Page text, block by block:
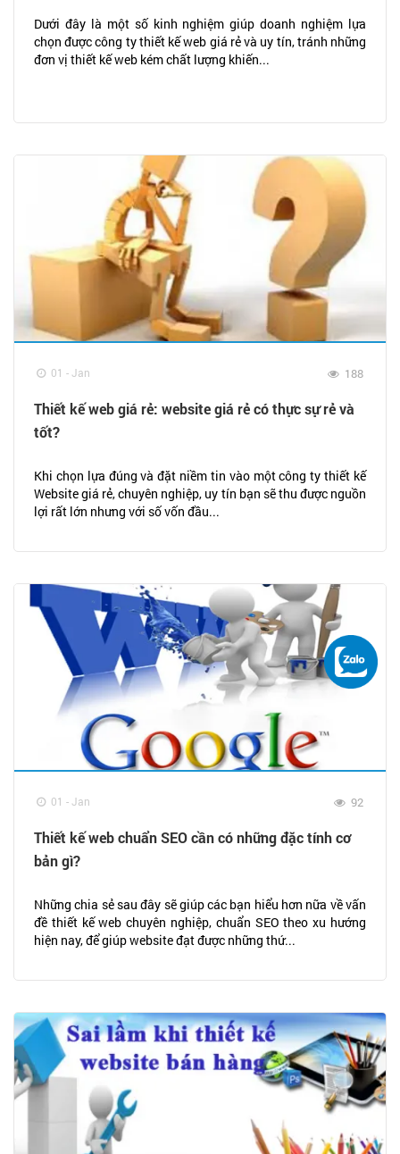
Dưới đây là một số kinh nghiệm giúp doanh nghiệm lựa
chọn được công ty thiết kế web giá rẻ và uy tín, tránh những
đơn vị thiết kế web kém chất lượng khiến...
01 - Jan 188
Thiết kế web giá rẻ: website giá rẻ có thực sự rẻ và
tốt?
Khi chọn lựa đúng và đặt niềm tin vào một công ty thiết kế
Website giá rẻ, chuyên nghiệp, uy tín bạn sẽ thu được nguồn
lợi rất lớn nhưng với số vốn đầu...
01 - Jan 92
Thiết kế web chuẩn SEO cần có những đặc tính cơ
bản gì?
Những chia sẻ sau đây sẽ giúp các bạn hiểu hơn nữa về vấn
đề thiết kế web chuyên nghiệp, chuẩn SEO theo xu hướng
hiện nay, để giúp website đạt được những thứ...